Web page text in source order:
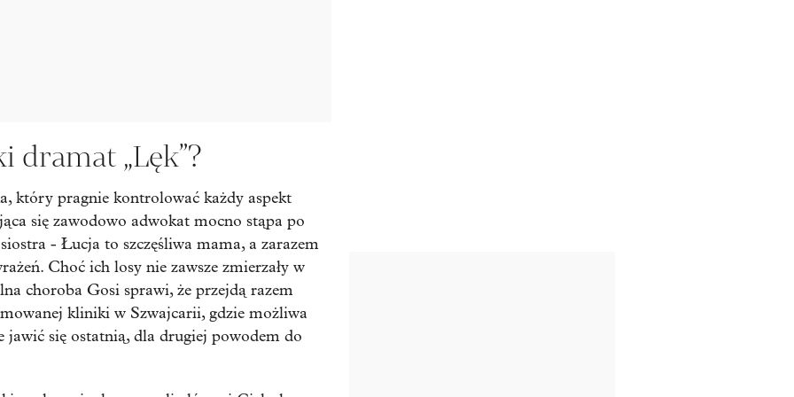
dramat „Lęk”?
który pragnie kontrolować każdy aspekt
się zawodowo adwokat mocno stąpa po
- Łucja to szczęśliwa mama, a zarazem
Choć ich losy nie zawsze zmierzały w
choroba Gosi sprawi, że przejdą razem
kliniki w Szwajcarii, gdzie możliwa
jawić się ostatnią, dla drugiej powodem do